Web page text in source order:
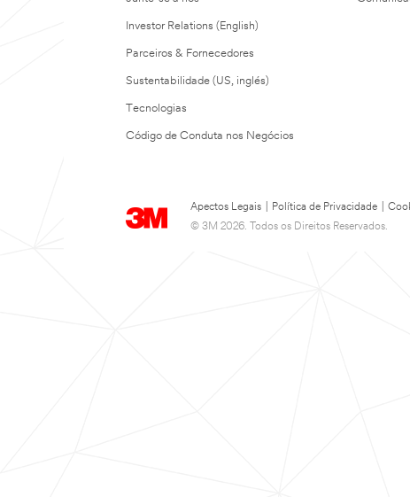
Investor Relations (English)
Parceiros & Fornecedores
Sustentabilidade (US, inglés)
Tecnologias
Código de Conduta nos Negócios
Apectos Legais Política de Privacidade
© 3M 2026. Todos os Direitos Reservados.